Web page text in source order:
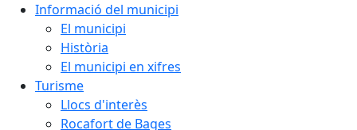
Informació del municipi
El municipi
Història
El municipi en xifres
Turisme
Llocs d'interès
Rocafort de Bages